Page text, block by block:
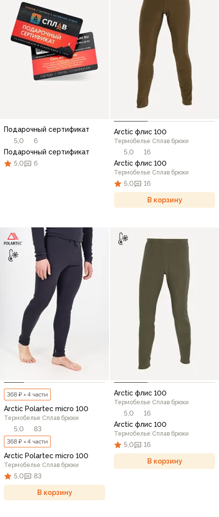
Подарочный сертификат
5,0
6
Подарочный сертификат
5,0
6
Arctic флис 100
Термобелье Сплав брюки
5,0
16
Arctic флис 100
Термобелье Сплав брюки
5,0 16
В корзину
368 ₽ × 4 части
Arctic Polartec micro 100
Термобелье Сплав брюки
5,0 83
368 ₽ × 4 части
Arctic Polartec micro 100
Термобелье Сплав брюки
5,0 83
В корзину
Arctic флис 100
Термобелье Сплав брюки
5,0
16
Arctic флис 100
Термобелье Сплав брюки
5,0 16
В корзину